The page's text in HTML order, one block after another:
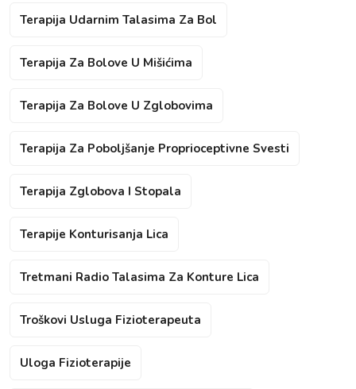
Terapija Udarnim Talasima Za Bol
Terapija Za Bolove U Mišićima
Terapija Za Bolove U Zglobovima
Terapija Za Poboljšanje Proprioceptivne Svesti
Terapija Zglobova I Stopala
Terapije Konturisanja Lica
Tretmani Radio Talasima Za Konture Lica
Troškovi Usluga Fizioterapeuta
Uloga Fizioterapije